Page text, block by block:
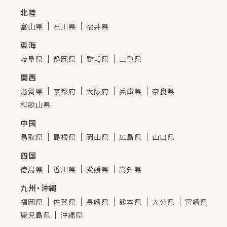
北陸
富山県 石川県 福井県
東海
岐阜県 静岡県 愛知県 三重県
関西
滋賀県 京都府 大阪府 兵庫県
奈良県
和歌山県
中国
鳥取県 島根県 岡山県 広島県 山口県
四国
徳島県 香川県 愛媛県 高知県
九州・沖縄
福岡県 佐賀県 長崎県 熊本県 大分県
宮崎県
鹿児島県
沖縄県